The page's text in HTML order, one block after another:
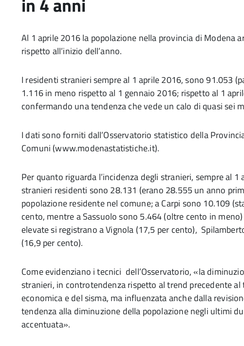
Al 1 aprile 2016 la popolazione nella provincia di Modena
rispetto all’inizio dell’anno.
I residenti stranieri sempre al 1 aprile 2016, sono 91.053
1.116 in meno rispetto al 1 gennaio 2016; rispetto al 1
confermando una tendenza che vede un calo di quasi sei
I dati sono forniti dall’Osservatorio statistico della
Comuni (www.modenastatistiche.it).
Per quanto riguarda l’incidenza degli stranieri, sempre al
stranieri residenti sono 28.131 (erano 28.555 un anno
popolazione residente nel comune; a Carpi sono 10.109
cento, mentre a Sassuolo sono 5.464 (oltre cento in
elevate si registrano a Vignola (17,5 per cento),
(16,9 per cento).
Come evidenziano i tecnici dell’Osservatorio, «la
stranieri, in controtendenza rispetto al trend precedente
economica e del sisma, ma influenzata anche dalla
tendenza alla diminuzione della popolazione negli ultimi
accentuata».